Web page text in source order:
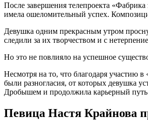
После завершения телепроекта
имела ошеломительный успех.
Девушка одним прекрасным утром
следили за их творчеством и с
Но это не повлияло на успешное
Несмотря на то, что благодаря участию
были разногласия, от которых девушка
Дробышем и продолжила карьерный
Певица Настя Крайнова